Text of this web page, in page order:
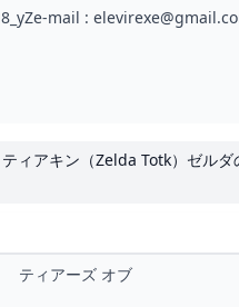
mail :
ティアキン（Zelda Totk）ゼル
ティアーズ オブ